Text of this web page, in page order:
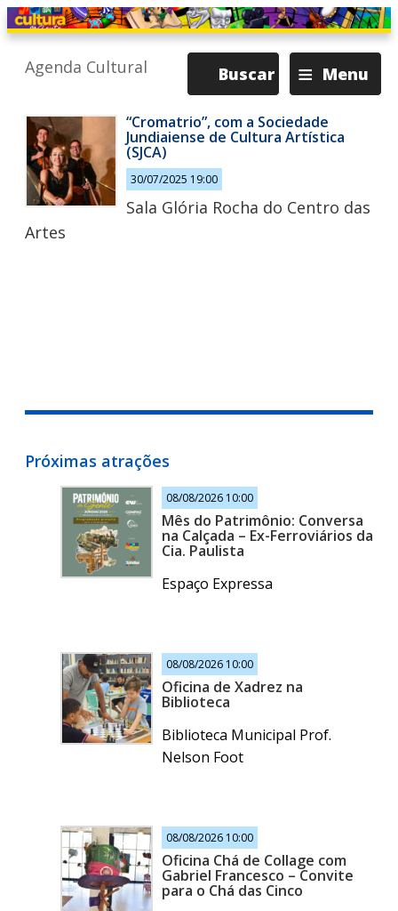
≡ Menu
Buscar
Agenda Cultural
“Cromatrio”, com a Sociedade
Jundiaiense de Cultura Artística
(SJCA)
30/07/2025 19:00
Sala Glória Rocha do Centro das
Artes
Próximas atrações
08/08/2026 10:00
Mês do Patrimônio: Conversa
na Calçada – Ex-Ferroviários da
Cia. Paulista
Espaço Expressa
08/08/2026 10:00
Oficina de Xadrez na
Biblioteca
Biblioteca Municipal Prof.
Nelson Foot
08/08/2026 10:00
Oficina Chá de Collage com
Gabriel Francesco – Convite
para o Chá das Cinco